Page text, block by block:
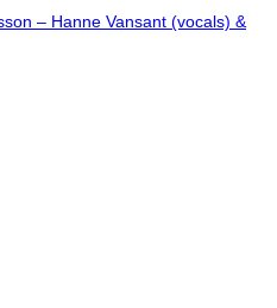
– Hanne Vansant (vocals) &